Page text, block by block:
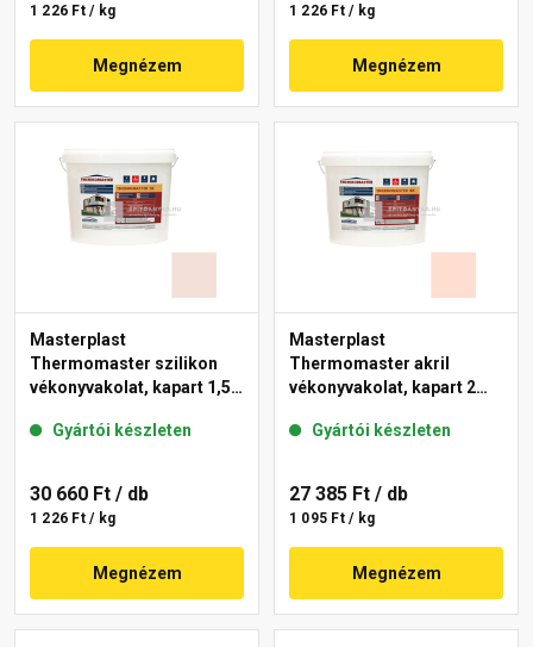
1 226 Ft / kg
Megnézem
1 226 Ft / kg
Megnézem
Masterplast
Thermomaster szilikon
vékonyvakolat, kapart 1,5
Gyártói készleten
30 660 Ft / db
1 226 Ft / kg
Megnézem
Masterplast
Thermomaster akril
vékonyvakolat, kapart 2
Gyártói készleten
27 385 Ft / db
1 095 Ft / kg
Megnézem